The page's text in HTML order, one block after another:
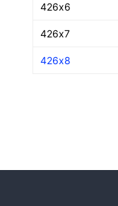
426х6
426х7
426х8